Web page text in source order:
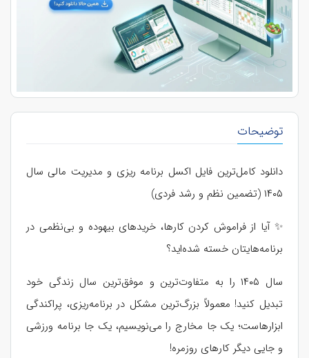
توضیحات
دانلود کامل‌ترین فایل اکسل برنامه‌ ریزی و مدیریت مالی سال
۱۴۰۵ (تضمین نظم و رشد فردی)
✨ آیا از فراموش کردن کارها، خریدهای بیهوده و بی‌نظمی در
برنامه‌هایتان خسته شده‌اید؟
سال ۱۴۰۵ را به متفاوت‌ترین و موفق‌ترین سال زندگی خود
تبدیل کنید! معمولاً بزرگ‌ترین مشکل در برنامه‌ریزی، پراکندگی
ابزارهاست؛ یک جا مخارج را می‌نویسیم، یک جا برنامه ورزشی
و جایی دیگر کارهای روزمره!